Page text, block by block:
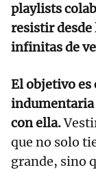
playlists
resistir desde
infinitas de
El objetivo es
con ella.
que no solo
grande, sino